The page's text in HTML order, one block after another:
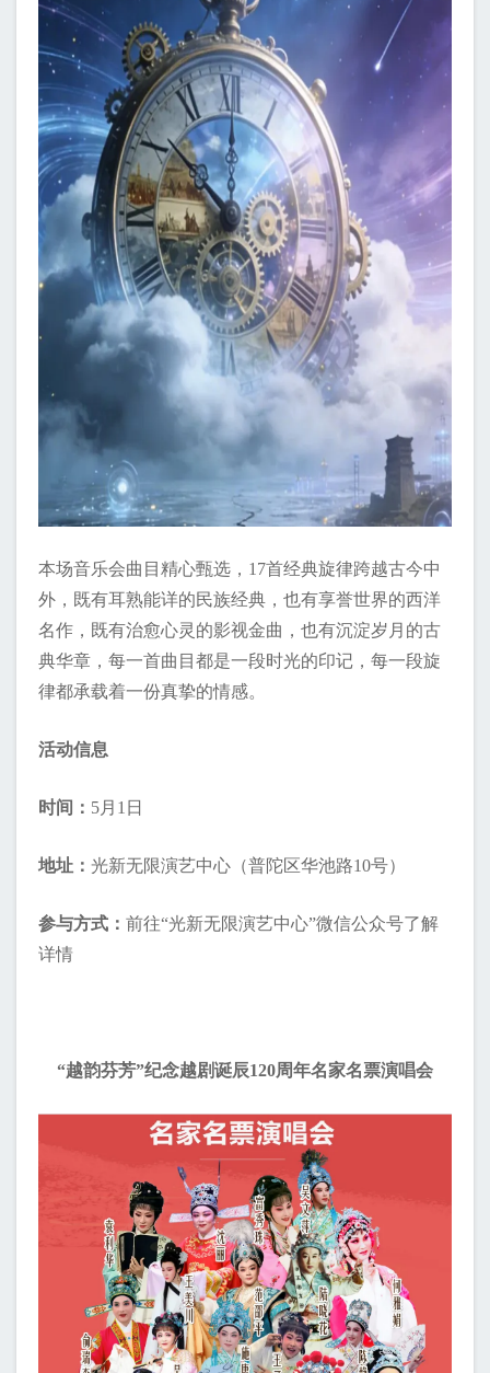
本场音乐会曲目精心甄选，17首经典旋律跨越古今中
外，既有耳熟能详的民族经典，也有享誉世界的西洋
名作，既有治愈心灵的影视金曲，也有沉淀岁月的古
典华章，每一首曲目都是一段时光的印记，每一段旋
律都承载着一份真挚的情感。
活动信息
时间： 5月1日
地址： 光新无限演艺中心（普陀区华池路10号）
参与方式： 前往“光新无限演艺中心”微信公众号了解
详情
“越韵芬芳”纪念越剧诞辰120周年名家名票演唱会